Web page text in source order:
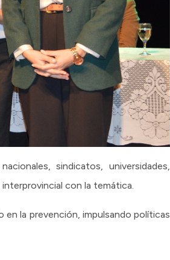
sindicatos, universidades,
con la temática.
en la prevención, impulsando políticas